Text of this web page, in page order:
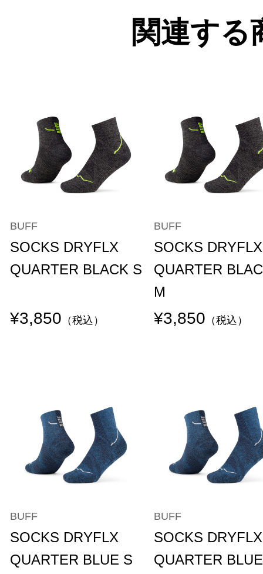
関連する
BUFF
SOCKS DRYFLX
QUARTER BLACK S
¥3,850 （税込）
BUFF
SOCKS DRYFLX
QUARTER
M
¥3,850 （税込）
BUFF
SOCKS DRYFLX
QUARTER BLUE S
BUFF
SOCKS DRYFLX
QUARTER